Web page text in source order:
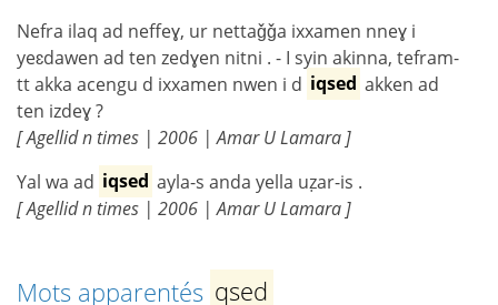
Nefra ilaq ad neffeɣ, ur nettaǧǧa ixxamen nneɣ i
yeɛdawen ad ten zedɣen nitni . - I syin akinna, tefram-
tt akka acengu d ixxamen nwen i d iqsed akken ad
ten izdeɣ ?
[ Agellid n times | 2006 | Amar U Lamara ]
Yal wa ad iqsed ayla-s anda yella uẓar-is .
[ Agellid n times | 2006 | Amar U Lamara ]
Mots apparentés qsed